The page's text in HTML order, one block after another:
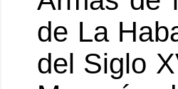
de La
del Siglo